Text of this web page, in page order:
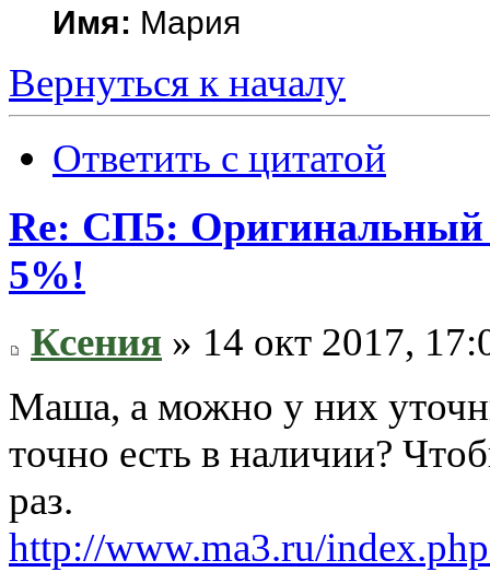
Имя: Мария
Вернуться к началу
Ответить с цитатой
Re: СП5:
5%!
Ксения » 14 окт 2017,
Маша, а можно у них
точно есть в наличии?
раз.
http://www.ma3.ru/